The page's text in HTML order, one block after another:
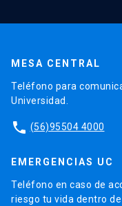
MESA CENTRAL
Teléfono para
Universidad.
phone (56)95504 4000
EMERGENCIAS UC
Teléfono en caso de
riesgo tu vida dentro